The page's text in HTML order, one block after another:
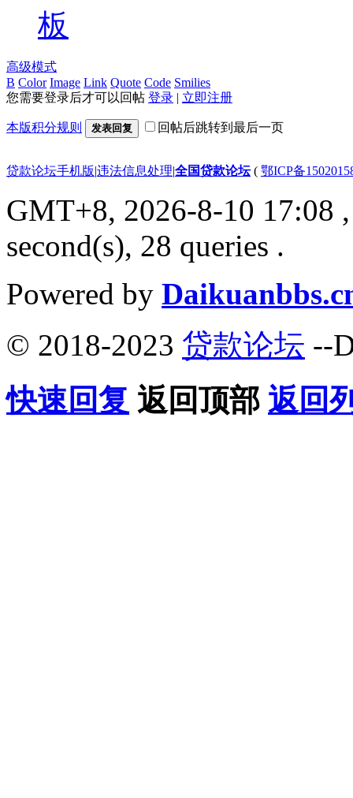
板
高级模式
B Color Image Link Quote Code Smilies
您需要登录后才可以回帖 登录 | 立即注册
本版积分规则 发表回复 回帖后跳转到最后一页
贷款论坛手机版|违法信息处理|全国贷款论坛( 鄂ICP备
GMT+8, 2026-8-10 17:08
second(s), 28 queries .
Powered by
© 2018-2023 贷款论坛 --
快速回复 返回顶部 返回